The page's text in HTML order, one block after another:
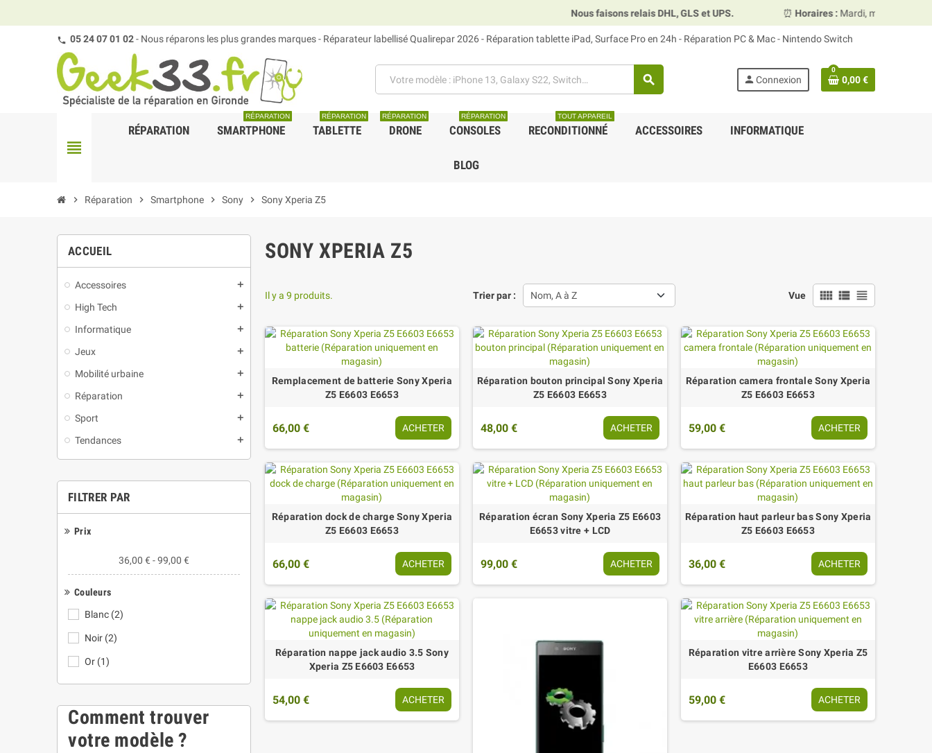
Nous faisons relais DHL, GLS et UPS. Horaires :Mardi, mercredi et vendredi
05 24 07 01 02- Nous réparons les plus grandes marques - Réparateur labellisé Qualirepar 2026 - Réparation tablette iPad, Surface Pro en 24h - Réparation PC & Mac - Nintendo Switch
search person Connexion
0
0,00 €
view_headline
RÉPARATION SMARTPHONE
RÉPARATION
TABLETTE
RÉPARATION
DRONE
RÉPARATION
CONSOLES
RÉPARATION
RECONDITIONNÉ
TOUT APPAREIL
ACCESSOIRES INFORMATIQUE
BLOG
chevron_right Réparation chevron_right Smartphone chevron_right Sony chevron_right Sony Xperia Z5
ACCUEIL
Accessoires add
High Tech add
Informatique add
Jeux add
Mobilité urbaine add
Réparation add
Sport add
Tendances add
FILTRER PAR
Prix
36,00 € - 99,00 €
Couleurs
Blanc (2)
Noir (2)
Or (1)
Comment trouver
votre modèle ?
SONY XPERIA Z5
Trier par : Nom, A à Z Vue view_comfy view_list view_headline
Il y a 9 produits.
Remplacement de batterie Sony Xperia
Z5 E6603 E6653
66,00 € ACHETER
Réparation bouton principal Sony Xperia
Z5 E6603 E6653
48,00 € ACHETER
Réparation camera frontale Sony Xperia
Z5 E6603 E6653
59,00 € ACHETER
Réparation dock de charge Sony Xperia
Z5 E6603 E6653
66,00 € ACHETER
Réparation écran Sony Xperia Z5 E6603
E6653 vitre + LCD
99,00 € ACHETER
Réparation haut parleur bas Sony Xperia
Z5 E6603 E6653
36,00 € ACHETER
Réparation nappe jack audio 3.5 Sony
Xperia Z5 E6603 E6653
54,00 € ACHETER
Réparation vitre arrière Sony Xperia Z5
E6603 E6653
59,00 € ACHETER